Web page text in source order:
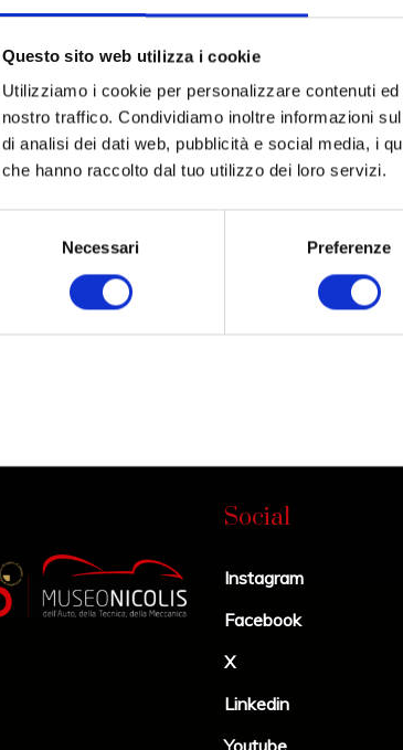
Questo sito web utilizza i cookie
Utilizziamo i cookie per personalizzare contenuti
nostro traffico. Condividiamo inoltre informazioni
di analisi dei dati web, pubblicità e social media, i
che hanno raccolto dal tuo utilizzo dei loro servizi.
Necessari Preferenze
Caccia al tesoro e Pan cli Stelle
di feste con la Vespa
di
Social
Instagram
Facebook
X
Linkedin